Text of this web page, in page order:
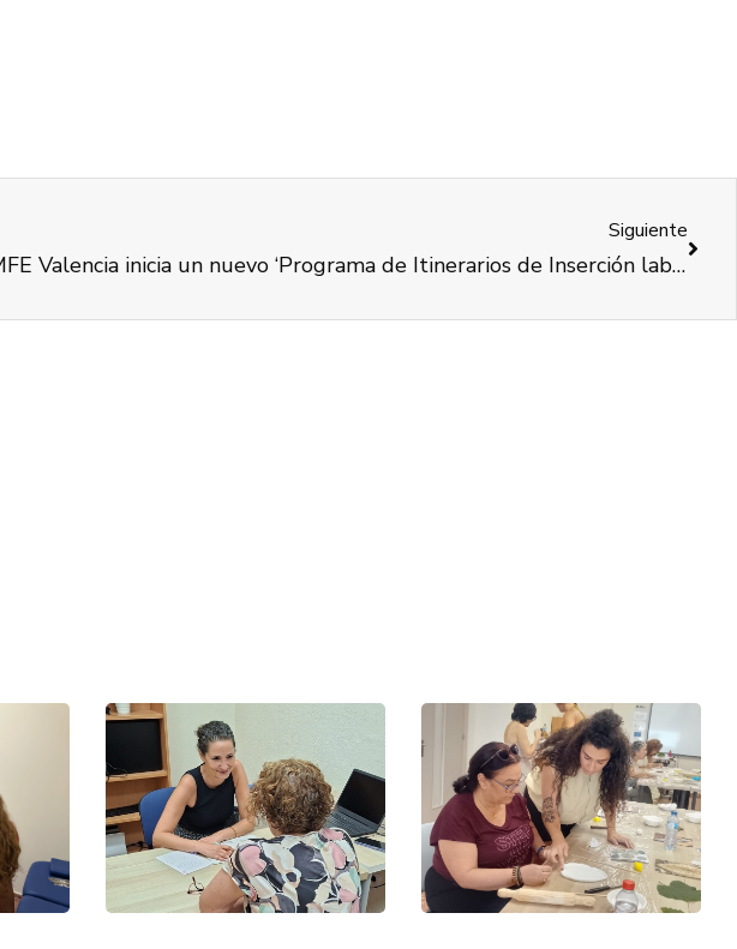
Siguiente
COCEMFE Valencia inicia un nuevo ‘Programa de Itinerarios de Inserción laboral para mujeres con Discapacidad’